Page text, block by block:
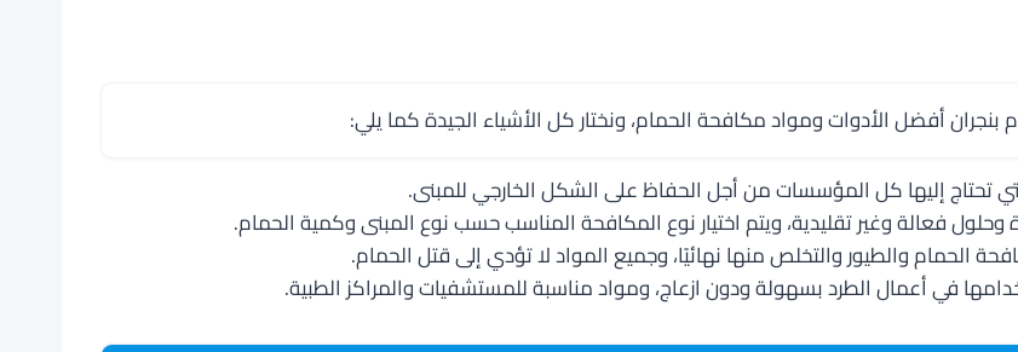
أفضل الأدوات ومواد مكافحة الحمام، ونختار كل الأشياء الجيدة كما يلي:
تحتاج إليها كل المؤسسات من أجل الحفاظ على الشكل الخارجي للمبنى.
فعالة وغير تقليدية، ويتم اختيار نوع المكافحة المناسب حسب نوع المبنى وكمية الحمام.
الحمام والطيور والتخلص منها نهائيًا، وجميع المواد لا تؤدي إلى قتل الحمام.
في أعمال الطرد بسهولة ودون ازعاج، ومواد مناسبة للمستشفيات والمراكز الطبية.